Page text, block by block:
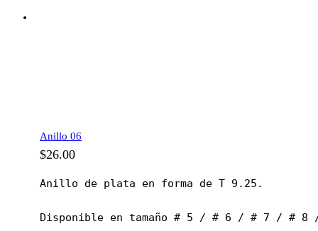
Anillo 06
$26.00
Anillo de plata en forma de T 9.25.
Disponible en tamaño # 5 / # 6 / # 7 / # 8